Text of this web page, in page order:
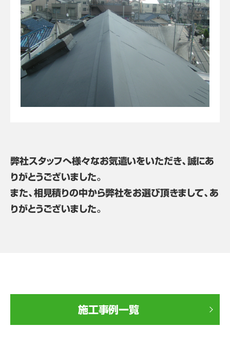
弊社スタッフへ様々なお気遣いをいただき、誠にあ
りがとうございました。
また、相見積りの中から弊社をお選び頂きまして、あ
りがとうございました。
施工事例一覧